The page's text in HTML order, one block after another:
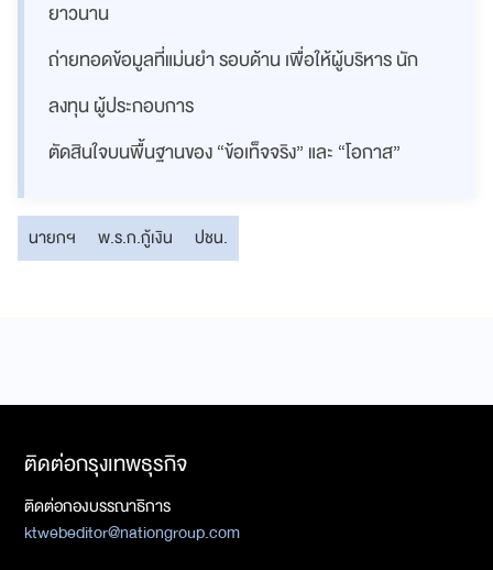
ยาวนาน
ถ่ายทอดข้อมูลที่แม่นยำ รอบด้าน เพื่อให้ผู้บริหาร นัก
ลงทุน ผู้ประกอบการ
ตัดสินใจบนพื้นฐานของ “ข้อเท็จจริง” และ “โอกาส”
นายกฯ พ.ร.ก.กู้เงิน ปชน.
ติดต่อกรุงเทพธุรกิจ
ติดต่อกองบรรณาธิการ
ktwebeditor@nationgroup.com